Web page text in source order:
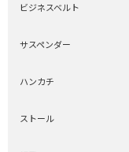
ビジネスベルト
サスペンダー
ハンカチ
ストール